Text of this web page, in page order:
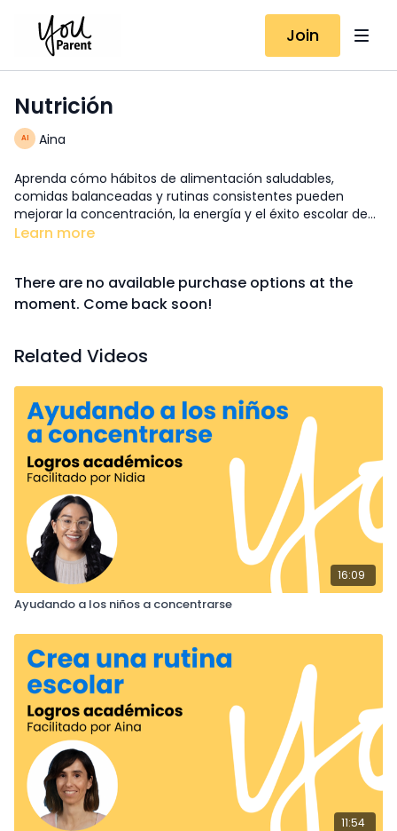
Join
Nutrición
Aina
Aprenda cómo hábitos de alimentación saludables,
comidas balanceadas y rutinas consistentes pueden
mejorar la concentración, la energía y el éxito escolar de
su hijo.
Learn more
There are no available purchase options at the
moment. Come back soon!
Related Videos
16:09
Ayudando a los niños a concentrarse
11:54